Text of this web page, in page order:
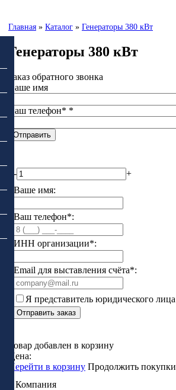
Главная » Каталог » Генераторы 380 кВт
Генераторы 380 кВт
Заказ обратного звонка
Ваше имя
Ваш телефон* *
-
+
Ваше имя:
Ваш телефон*:
ИНН организации*:
Email для выставления счёта*:
Я представитель юридического лица
Отправить заказ
Товар добавлен в корзину
Цена:
Перейти в корзину Продолжить покупки
Компания